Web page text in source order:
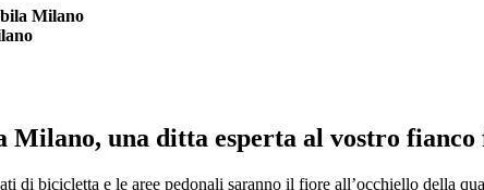
Milano
Milano, una ditta esperta al vostro
di bicicletta e le aree pedonali saranno il fiore all’occhiello della